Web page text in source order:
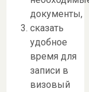
документы,
сказать
удобное
время для
записи в
визовый